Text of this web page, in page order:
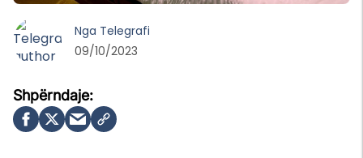
Nga Telegrafi
09/10/2023